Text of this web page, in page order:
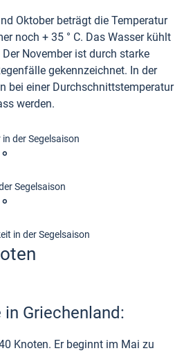
Oktober beträgt die Temperatur
noch + 35 ° C. Das Wasser kühlt
November ist durch starke
gekennzeichnet. In der
bei einer Durchschnittstemperatur
werden.
der Segelsaison
Segelsaison
in der Segelsaison
Griechenland:
Knoten. Er beginnt im Mai zu